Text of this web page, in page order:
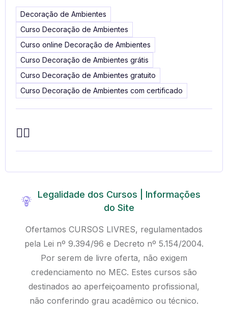
Legalidade dos Cursos | Informações
do Site
Ofertamos CURSOS LIVRES, regulamentados
pela Lei nº 9.394/96 e Decreto nº 5.154/2004.
Por serem de livre oferta, não exigem
credenciamento no MEC. Estes cursos são
destinados ao aperfeiçoamento profissional,
não conferindo grau acadêmico ou técnico.
Decoração de Ambientes
Curso Decoração de Ambientes
Curso online Decoração de Ambientes
Curso Decoração de Ambientes grátis
Curso Decoração de Ambientes gratuito
Curso Decoração de Ambientes com certificado